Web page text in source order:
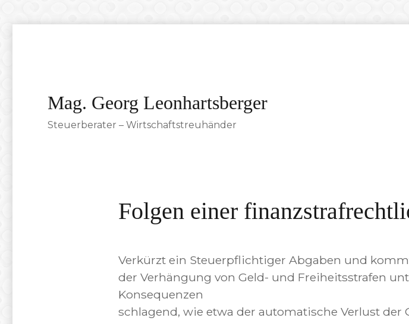
Mag. Georg Leonhartsberger
Steuerberater – Wirtschaftstreuhänder
Folgen einer
Verkürzt ein Steuerpflichtiger Abgaben und
der Verhängung von Geld- und Freiheitsstrafen
Konsequenzen
schlagend, wie etwa der automatische Verlust der